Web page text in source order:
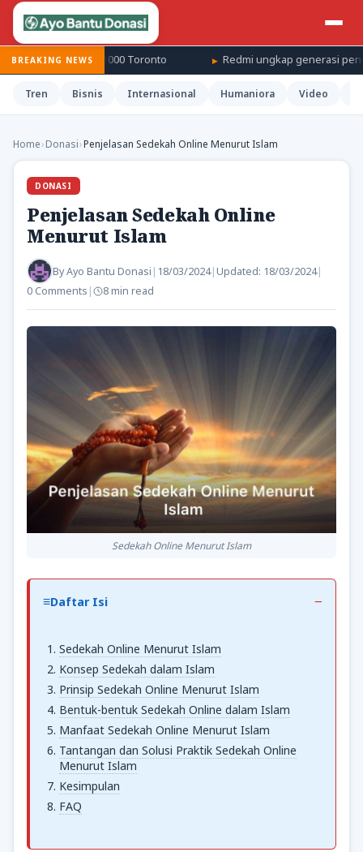
BREAKING NEWS
1000 Toronto Redmi ungkap generasi penerus K100 akan
Tren Bisnis Internasional Humaniora Video
Home›Donasi›Penjelasan Sedekah Online Menurut Islam
DONASI
Penjelasan Sedekah Online
Menurut Islam
ByAyo Bantu Donasi | 18/03/2024| Updated: 18/03/2024|
0 Comments | 8 min read
Sedekah Online Menurut Islam
Daftar Isi
Sedekah Online Menurut Islam
Konsep Sedekah dalam Islam
Prinsip Sedekah Online Menurut Islam
Bentuk-bentuk Sedekah Online dalam Islam
Manfaat Sedekah Online Menurut Islam
Tantangan dan Solusi Praktik Sedekah Online
Menurut Islam
Kesimpulan
FAQ